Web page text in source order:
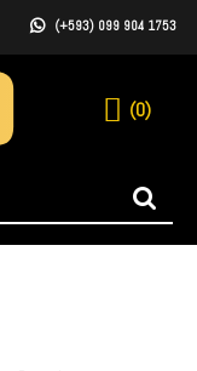
(+593) 099 904 1753
0